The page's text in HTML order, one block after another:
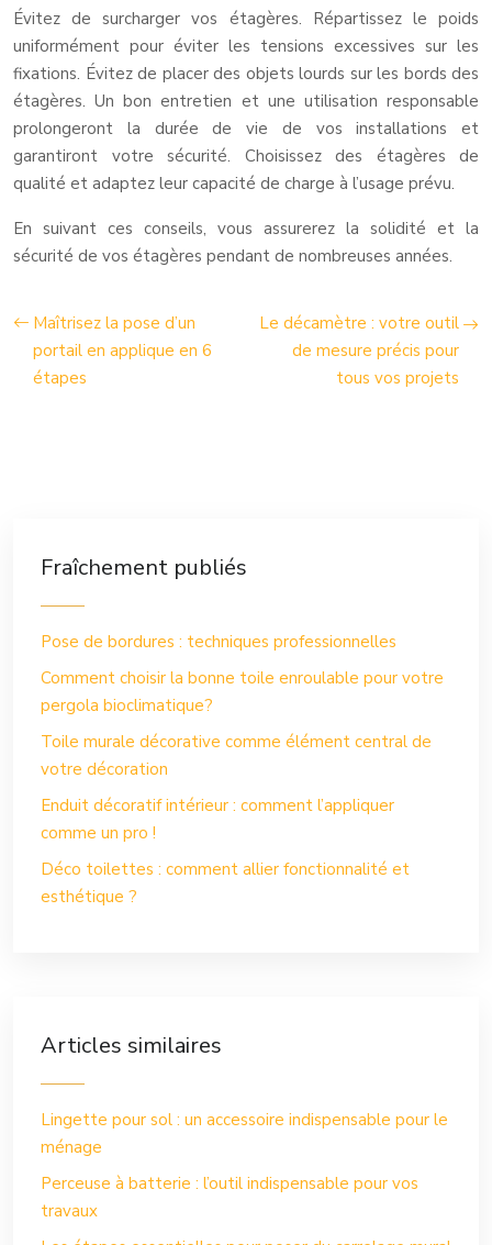
Évitez de surcharger vos étagères. Répartissez le poids
uniformément pour éviter les tensions excessives sur les
fixations. Évitez de placer des objets lourds sur les bords des
étagères. Un bon entretien et une utilisation responsable
prolongeront la durée de vie de vos installations et
garantiront votre sécurité. Choisissez des étagères de
qualité et adaptez leur capacité de charge à l’usage prévu.
En suivant ces conseils, vous assurerez la solidité et la
sécurité de vos étagères pendant de nombreuses années.
Maîtrisez la pose d’un
portail en applique en 6
étapes
Le décamètre : votre outil
de mesure précis pour
tous vos projets
Fraîchement publiés
Pose de bordures : techniques professionnelles
Comment choisir la bonne toile enroulable pour votre
pergola bioclimatique?
Toile murale décorative comme élément central de
votre décoration
Enduit décoratif intérieur : comment l’appliquer
comme un pro !
Déco toilettes : comment allier fonctionnalité et
esthétique ?
Articles similaires
Lingette pour sol : un accessoire indispensable pour le
ménage
Perceuse à batterie : l’outil indispensable pour vos
travaux